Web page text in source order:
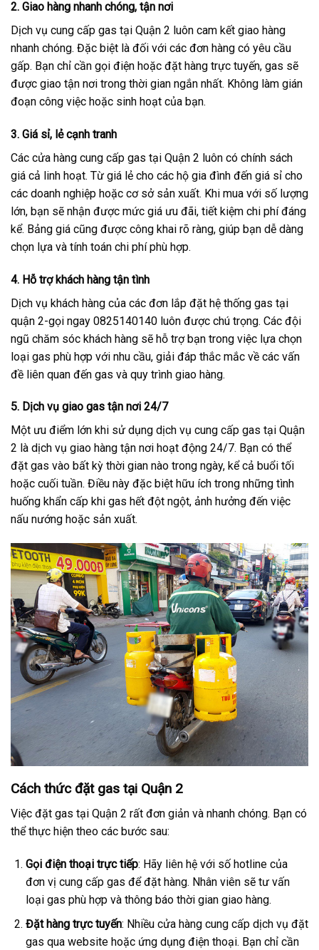
2. Giao hàng nhanh chóng, tận nơi
Dịch vụ cung cấp gas tại Quận 2 luôn cam kết giao hàng
nhanh chóng. Đặc biệt là đối với các đơn hàng có yêu cầu
gấp. Bạn chỉ cần gọi điện hoặc đặt hàng trực tuyến, gas sẽ
được giao tận nơi trong thời gian ngắn nhất. Không làm gián
đoạn công việc hoặc sinh hoạt của bạn.
3. Giá sỉ, lẻ cạnh tranh
Các cửa hàng cung cấp gas tại Quận 2 luôn có chính sách
giá cả linh hoạt. Từ giá lẻ cho các hộ gia đình đến giá sỉ cho
các doanh nghiệp hoặc cơ sở sản xuất. Khi mua với số lượng
lớn, bạn sẽ nhận được mức giá ưu đãi, tiết kiệm chi phí đáng
kể. Bảng giá cũng được công khai rõ ràng, giúp bạn dễ dàng
chọn lựa và tính toán chi phí phù hợp.
4. Hỗ trợ khách hàng tận tình
Dịch vụ khách hàng của các đơn lắp đặt hệ thống gas tại
quận 2-gọi ngay 0825140140 luôn được chú trọng. Các đội
ngũ chăm sóc khách hàng sẽ hỗ trợ bạn trong việc lựa chọn
loại gas phù hợp với nhu cầu, giải đáp thắc mắc về các vấn
đề liên quan đến gas và quy trình giao hàng.
5. Dịch vụ giao gas tận nơi 24/7
Một ưu điểm lớn khi sử dụng dịch vụ cung cấp gas tại Quận
2 là dịch vụ giao hàng tận nơi hoạt động 24/7. Bạn có thể
đặt gas vào bất kỳ thời gian nào trong ngày, kể cả buổi tối
hoặc cuối tuần. Điều này đặc biệt hữu ích trong những tình
huống khẩn cấp khi gas hết đột ngột, ảnh hưởng đến việc
nấu nướng hoặc sản xuất.
Cách thức đặt gas tại Quận 2
Việc đặt gas tại Quận 2 rất đơn giản và nhanh chóng. Bạn có
thể thực hiện theo các bước sau:
Gọi điện thoại trực tiếp: Hãy liên hệ với số hotline của
đơn vị cung cấp gas để đặt hàng. Nhân viên sẽ tư vấn
loại gas phù hợp và thông báo thời gian giao hàng.
Đặt hàng trực tuyến: Nhiều cửa hàng cung cấp dịch vụ đặt
gas qua website hoặc ứng dụng điện thoại. Bạn chỉ cần